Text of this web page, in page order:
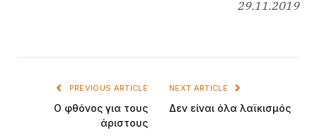
29.11.2019
PREVIOUS ARTICLE
Ο φθόνος για τους
άριστους
NEXT ARTICLE
Δεν είναι όλα λαϊκισμός